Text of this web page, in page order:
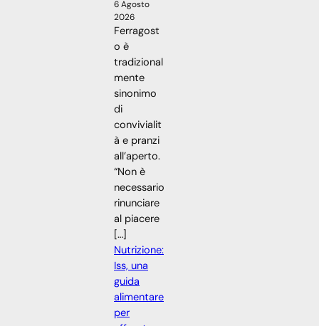
6 Agosto
2026
Ferragost
o è
tradizional
mente
sinonimo
di
convivialit
à e pranzi
all’aperto.
“Non è
necessario
rinunciare
al piacere
[…]
Nutrizione:
Iss, una
guida
alimentare
per